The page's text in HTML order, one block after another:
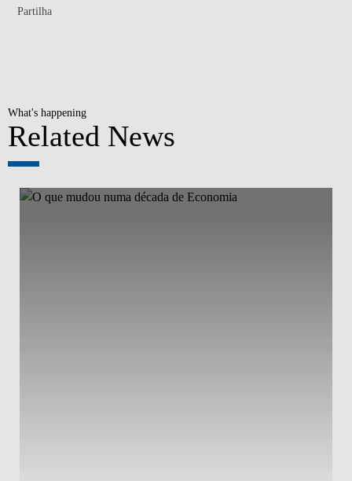
Partilha
What's happening
Related News